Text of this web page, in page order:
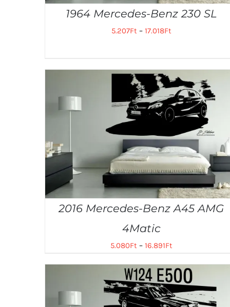
1964 Mercedes-Benz 230 SL
5.207Ft– 17.018Ft
2016 Mercedes-Benz A45 AMG
4Matic
5.080Ft– 16.891Ft